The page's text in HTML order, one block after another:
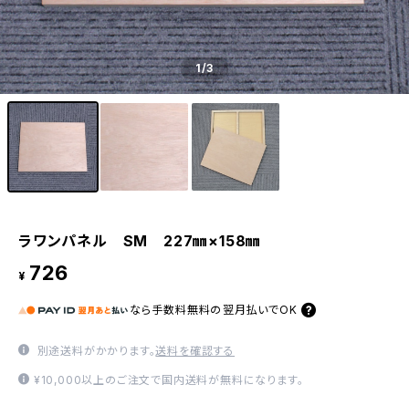
1/3
ラワンパネル SM 227㎜×158㎜
¥ 726
なら 手数料無料の 翌月払いでOK
別途送料がかかります。送料を確認する
¥10,000以上のご注文で国内送料が無料になります。